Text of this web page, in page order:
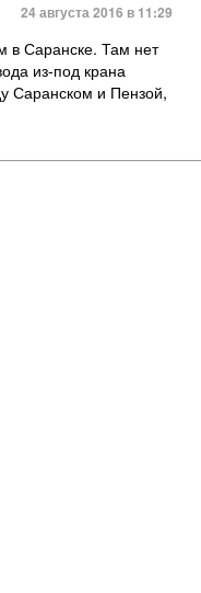
24 августа 2016 в 11:29
Саранске. Там нет
из-под крана
Саранском и Пензой,